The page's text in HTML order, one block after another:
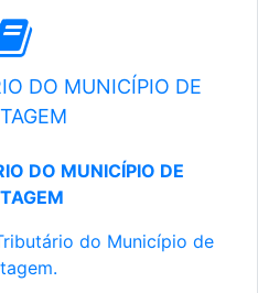
DO MUNICÍPIO DE
DO MUNICÍPIO DE
do Município de